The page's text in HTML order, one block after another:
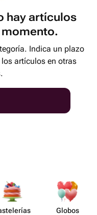
hay artículos
Indica un plazo
artículos en otras
Globos